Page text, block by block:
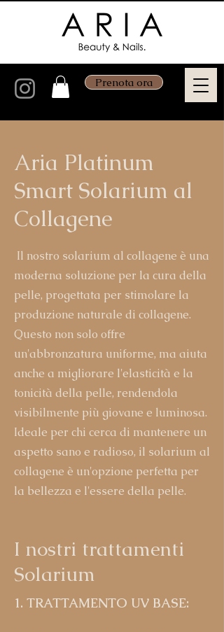
Prenota ora
Aria Platinum
Smart Solarium al
Collagene
Il nostro solarium al collagene è una
moderna soluzione per la cura della
pelle, progettata per stimolare la
produzione naturale di collagene.
Questo non solo offre
un'abbronzatura uniforme, ma aiuta
anche a migliorare l'elasticità e la
tonicità della pelle, rendendola
visibilmente più giovane e luminosa.
Ideale per chi cerca di mantenere un
aspetto sano e radioso, il solarium al
collagene è un'opzione perfetta per
la bellezza e l'essere della pelle.
I nostri trattamenti
Solarium
1. TRATTAMENTO UV BASE: